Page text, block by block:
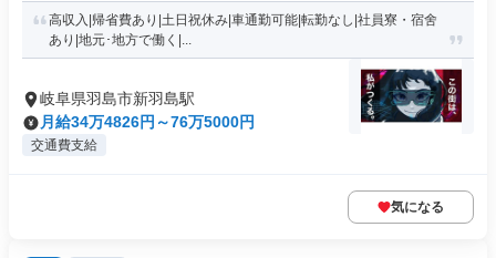
高収入|帰省費あり|土日祝休み|車通勤可能|転勤なし|社員寮・宿舍
あり|地元･地方で働く|...
岐阜県羽島市新羽島駅
月給34万4826円～76万5000円
交通費支給
気になる